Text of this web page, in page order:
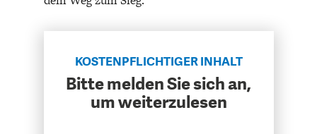
KOSTENPFLICHTIGER INHALT
Bitte melden Sie sich an,
um weiterzulesen